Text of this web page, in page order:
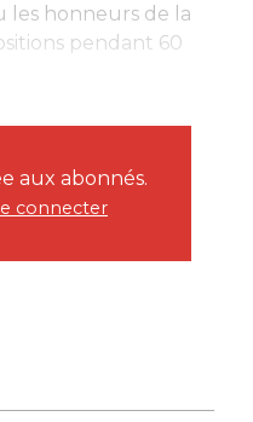
les honneurs de la
pendant 60
aux abonnés.
connecter